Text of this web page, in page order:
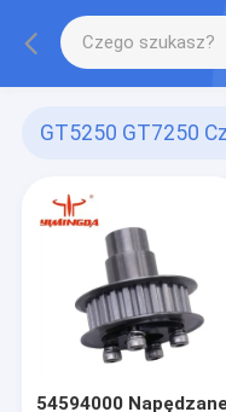
GT5250 GT7250
54594000